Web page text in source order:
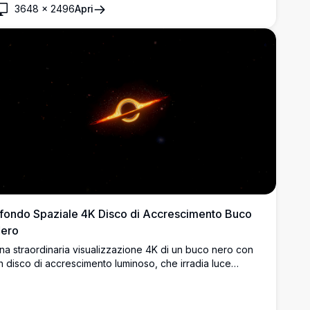
lontano con un sole splendente e un cielo stellato,
una scena serena ma allo stesso tempo stimolante.
per sfondi desktop o mobile.
3648 × 2496Apri
Spaziale 4K Disco di Accrescimento Buco
straordinaria visualizzazione 4K di un buco nero con
disco di accrescimento luminoso, che irradia luce